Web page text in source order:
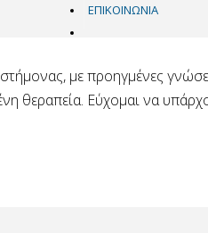
ΕΠΙΚΟΙΝΩΝΙΑ
με προηγμένες
θεραπεία. Εύχομαι να